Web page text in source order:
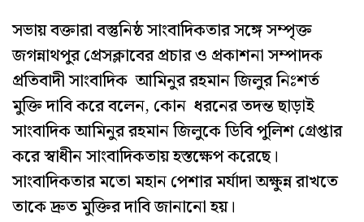
সভায় বক্তারা বস্তুনিষ্ঠ সাংবাদিকতার সঙ্গে সম্পৃক্ত
জগন্নাথপুর প্রেসক্লাবের প্রচার ও প্রকাশনা সম্পাদক
প্রতিবাদী সাংবাদিক আমিনুর রহমান জিলুর নিঃশর্ত
মুক্তি দাবি করে বলেন, কোন ধরনের তদন্ত ছাড়াই
সাংবাদিক আমিনুর রহমান জিলুকে ডিবি পুলিশ গ্রেপ্তার
করে স্বাধীন সাংবাদিকতায় হস্তক্ষেপ করেছে।
সাংবাদিকতার মতো মহান পেশার মর্যাদা অক্ষুন্ন রাখতে
তাকে দ্রুত মুক্তির দাবি জানানো হয়।